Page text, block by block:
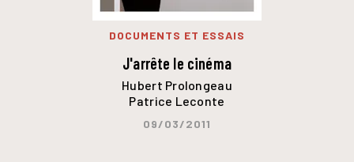
DOCUMENTS ET ESSAIS
J'arrête le cinéma
Hubert Prolongeau
Patrice Leconte
09/03/2011